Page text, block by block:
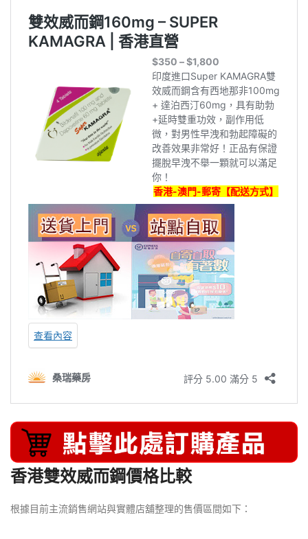
香港雙效威而鋼價格比較
根據目前主流銷售網站與實體店舖整理的售價區間如下：